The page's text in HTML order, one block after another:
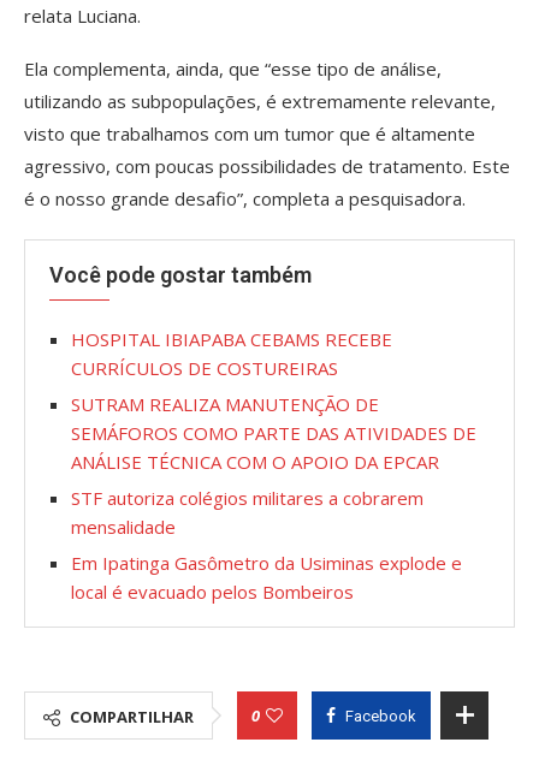
relata Luciana.
Ela complementa, ainda, que “esse tipo de análise,
utilizando as subpopulações, é extremamente relevante,
visto que trabalhamos com um tumor que é altamente
agressivo, com poucas possibilidades de tratamento. Este
é o nosso grande desafio”, completa a pesquisadora.
Você pode gostar também
HOSPITAL IBIAPABA CEBAMS RECEBE
CURRÍCULOS DE COSTUREIRAS
SUTRAM REALIZA MANUTENÇÃO DE
SEMÁFOROS COMO PARTE DAS ATIVIDADES DE
ANÁLISE TÉCNICA COM O APOIO DA EPCAR
STF autoriza colégios militares a cobrarem
mensalidade
Em Ipatinga Gasômetro da Usiminas explode e
local é evacuado pelos Bombeiros
COMPARTILHAR 0 Facebook